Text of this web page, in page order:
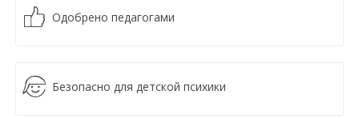
Одобрено педагогами
Безопасно для детской психики